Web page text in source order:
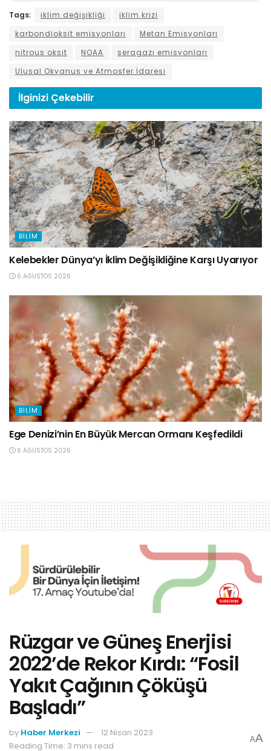
Tags: iklim değişikliği
iklim krizi
karbondioksit emisyonları
Metan Emisyonları
nitrous oksit
NOAA
seragazı emisyonları
Ulusal Okyanus ve Atmosfer İdaresi
İlginizi Çekebilir
BILIM
Kelebekler Dünya’yı İklim Değişikliğine Karşı Uyarıyor
6 AĞUSTOS 2026
BILIM
Ege Denizi’nin En Büyük Mercan Ormanı Keşfedildi
6 AĞUSTOS 2026
Rüzgar ve Güneş Enerjisi
2022’de Rekor Kırdı: “Fosil
Yakıt Çağının Çöküşü
Başladı”
by Haber Merkezi
12 Nisan 2023
Reading Time: 3 mins read
AA